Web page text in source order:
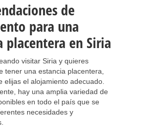
de
para una
placentera en Siria
visitar Siria y quieres
tener una estancia placentera,
elijas el alojamiento adecuado.
hay una amplia variedad de
en todo el país que se
necesidades y